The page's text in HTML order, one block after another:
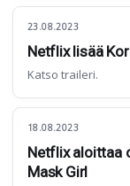
23.08.2023
Netflix lisää
Katso traileri.
18.08.2023
Netflix aloittaa
Mask Girl